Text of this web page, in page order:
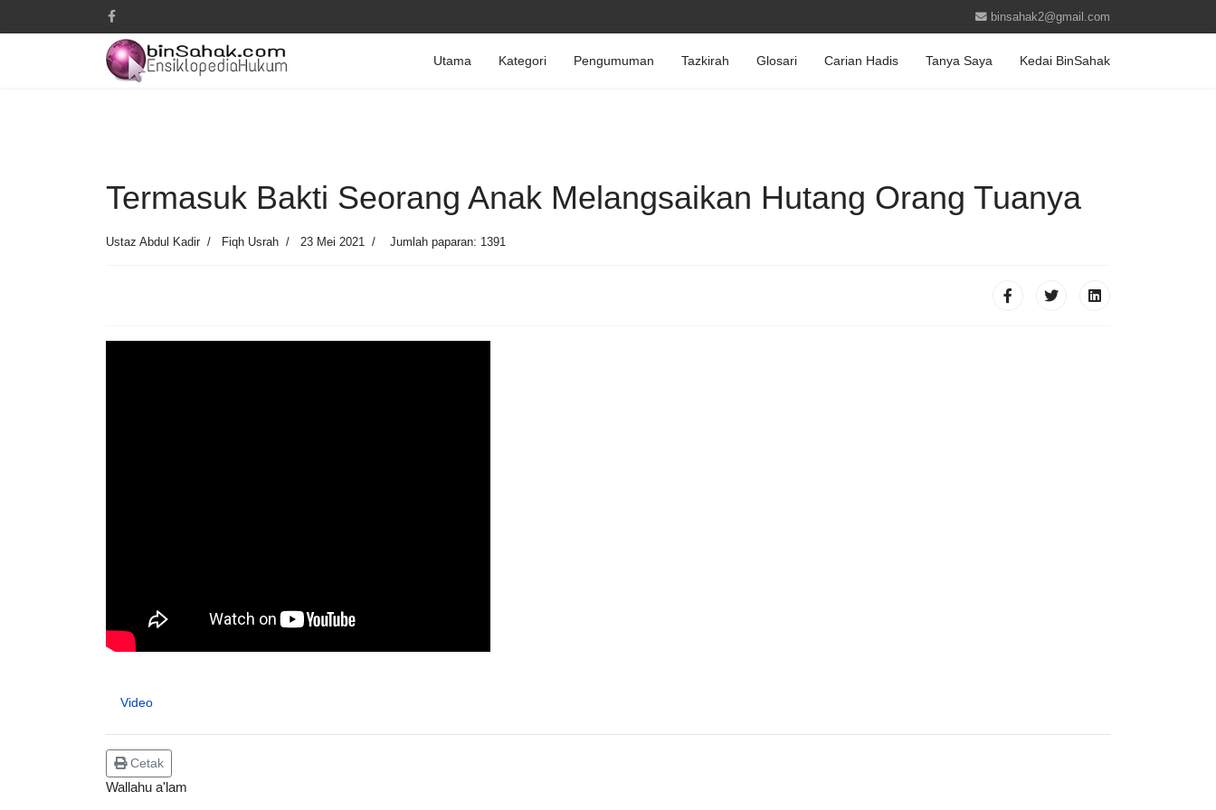
binsahak2@gmail.com
Utama Kategori Pengumuman Tazkirah Glosari Carian Hadis Tanya Saya Kedai BinSahak
Termasuk Bakti Seorang Anak Melangsaikan Hutang Orang Tuanya
Ustaz Abdul Kadir Fiqh Usrah 23 Mei 2021 Jumlah paparan: 1391
Video
Cetak
Wallahu a'lam